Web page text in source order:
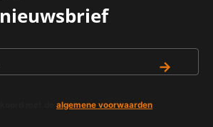
nieuwsbrief
→
algemene voorwaarden